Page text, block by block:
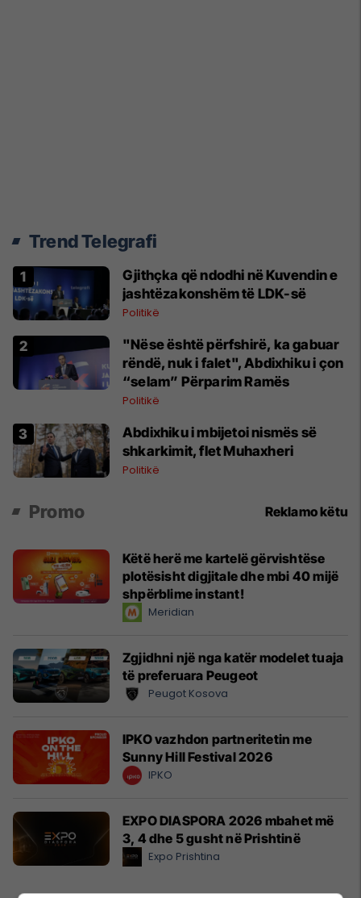
Trend Telegrafi
Gjithçka që ndodhi në Kuvendin e
jashtëzakonshëm të LDK-së
Politikë
"Nëse është përfshirë, ka gabuar
rëndë, nuk i falet", Abdixhiku i çon
“selam” Përparim Ramës
Politikë
Abdixhiku i mbijetoi nismës së
shkarkimit, flet Muhaxheri
Politikë
Promo Reklamo këtu
Këtë herë me kartelë gërvishtëse
plotësisht digjitale dhe mbi 40 mijë
shpërblime instant!
Meridian
Zgjidhni një nga katër modelet tuaja
të preferuara Peugeot
Peugot Kosova
IPKO vazhdon partneritetin me
Sunny Hill Festival 2026
IPKO
EXPO DIASPORA 2026 mbahet më
3, 4 dhe 5 gusht në Prishtinë
Expo Prishtina